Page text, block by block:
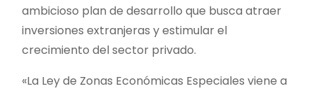
ambicioso plan de desarrollo que busca atraer
inversiones extranjeras y estimular el
crecimiento del sector privado.
«La Ley de Zonas Económicas Especiales viene a